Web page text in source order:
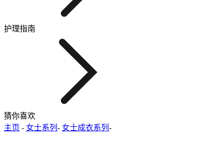
护理指南
猜你喜欢
主页 - 女士系列 - 女士成衣系列 -